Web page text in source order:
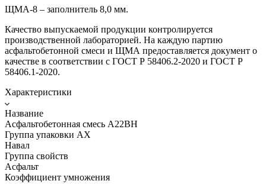
ЩМА-8 – заполнитель 8,0 мм.
Качество выпускаемой продукции контролируется
производственной лабораторией. На каждую партию
асфальтобетонной смеси и ЩМА предоставляется документ о
качестве в соответствии с ГОСТ Р 58406.2-2020 и ГОСТ Р
58406.1-2020.
Характеристики
Название
Асфальтобетонная смесь А22ВН
Группа упаковки AX
Навал
Группа свойств
Асфальт
Коэффициент умножения